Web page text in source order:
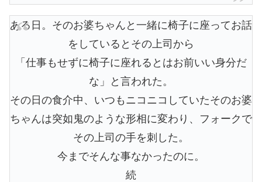
ある日。そのお婆ちゃんと一緒に椅子に座ってお話
をしているとその上司から
「仕事もせずに椅子に座れるとはお前いい身分だ
な」と言われた。
その日の食介中、いつもニコニコしていたそのお婆
ちゃんは突如鬼のような形相に変わり、フォークで
その上司の手を刺した。
今までそんな事なかったのに。
続